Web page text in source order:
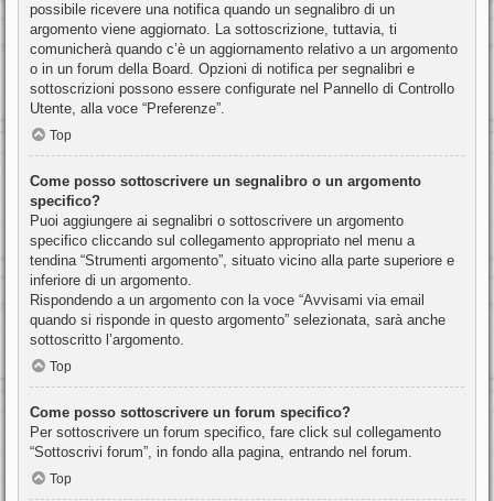
possibile ricevere una notifica quando un segnalibro di un
argomento viene aggiornato. La sottoscrizione, tuttavia, ti
comunicherà quando c’è un aggiornamento relativo a un argomento
o in un forum della Board. Opzioni di notifica per segnalibri e
sottoscrizioni possono essere configurate nel Pannello di Controllo
Utente, alla voce “Preferenze”.
Top
Come posso sottoscrivere un segnalibro o un argomento
specifico?
Puoi aggiungere ai segnalibri o sottoscrivere un argomento
specifico cliccando sul collegamento appropriato nel menu a
tendina “Strumenti argomento”, situato vicino alla parte superiore e
inferiore di un argomento.
Rispondendo a un argomento con la voce “Avvisami via email
quando si risponde in questo argomento” selezionata, sarà anche
sottoscritto l’argomento.
Top
Come posso sottoscrivere un forum specifico?
Per sottoscrivere un forum specifico, fare click sul collegamento
“Sottoscrivi forum”, in fondo alla pagina, entrando nel forum.
Top